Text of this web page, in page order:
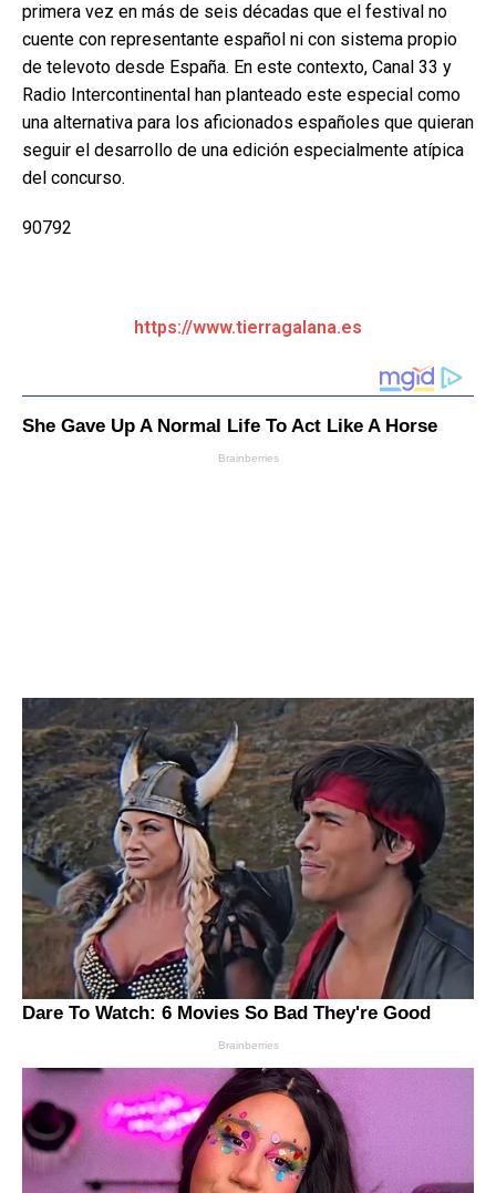
primera vez en más de seis décadas que el festival no
cuente con representante español ni con sistema propio
de televoto desde España. En este contexto, Canal 33 y
Radio Intercontinental han planteado este especial como
una alternativa para los aficionados españoles que quieran
seguir el desarrollo de una edición especialmente atípica
del concurso.
90792
https://www.tierragalana.es